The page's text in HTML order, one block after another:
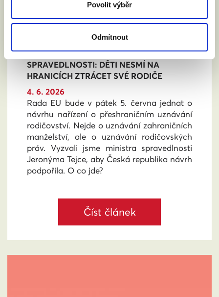
Povolit výběr
Odmítnout
VYZVALI JSME MINISTRA
SPRAVEDLNOSTI: DĚTI NESMÍ NA
HRANICÍCH ZTRÁCET SVÉ RODIČE
4. 6. 2026
Rada EU bude v pátek 5. června jednat o
návrhu nařízení o přeshraničním uznávání
rodičovství. Nejde o uznávání zahraničních
manželství, ale o uznávání rodičovských
práv. Vyzvali jsme ministra spravedlnosti
Jeronýma Tejce, aby Česká republika návrh
podpořila. O co jde?
Číst článek